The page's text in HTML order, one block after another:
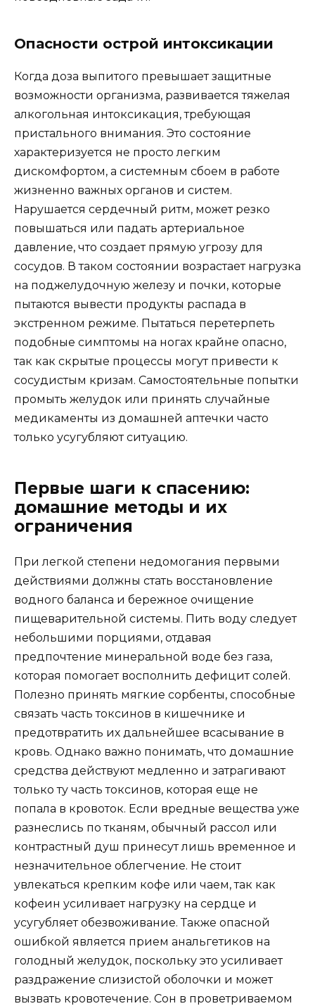
Опасности острой интоксикации
Когда доза выпитого превышает защитные
возможности организма, развивается тяжелая
алкогольная интоксикация, требующая
пристального внимания. Это состояние
характеризуется не просто легким
дискомфортом, а системным сбоем в работе
жизненно важных органов и систем.
Нарушается сердечный ритм, может резко
повышаться или падать артериальное
давление, что создает прямую угрозу для
сосудов. В таком состоянии возрастает нагрузка
на поджелудочную железу и почки, которые
пытаются вывести продукты распада в
экстренном режиме. Пытаться перетерпеть
подобные симптомы на ногах крайне опасно,
так как скрытые процессы могут привести к
сосудистым кризам. Самостоятельные попытки
промыть желудок или принять случайные
медикаменты из домашней аптечки часто
только усугубляют ситуацию.
Первые шаги к спасению:
домашние методы и их
ограничения
При легкой степени недомогания первыми
действиями должны стать восстановление
водного баланса и бережное очищение
пищеварительной системы. Пить воду следует
небольшими порциями, отдавая
предпочтение минеральной воде без газа,
которая помогает восполнить дефицит солей.
Полезно принять мягкие сорбенты, способные
связать часть токсинов в кишечнике и
предотвратить их дальнейшее всасывание в
кровь. Однако важно понимать, что домашние
средства действуют медленно и затрагивают
только ту часть токсинов, которая еще не
попала в кровоток. Если вредные вещества уже
разнеслись по тканям, обычный рассол или
контрастный душ принесут лишь временное и
незначительное облегчение. Не стоит
увлекаться крепким кофе или чаем, так как
кофеин усиливает нагрузку на сердце и
усугубляет обезвоживание. Также опасной
ошибкой является прием анальгетиков на
голодный желудок, поскольку это усиливает
раздражение слизистой оболочки и может
вызвать кровотечение. Сон в проветриваемом